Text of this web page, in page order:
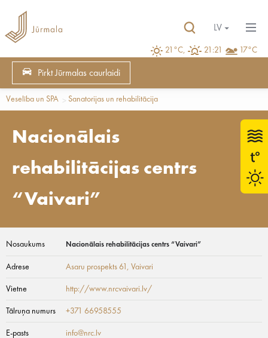
21°C, 21:21 17°C
LV
Pirkt Jūrmalas caurlaidi
Veselība un SPA Sanatorijas un rehabilitācija
Nacionālais
rehabilitācijas centrs
“Vaivari”
Nosaukums Nacionālais rehabilitācijas centrs “Vaivari”
Adrese Asaru prospekts 61 , Vaivari
Vietne http://www.nrcvaivari.lv/
Tālruņa numurs +371 66958555
E-pasts info@nrc.lv